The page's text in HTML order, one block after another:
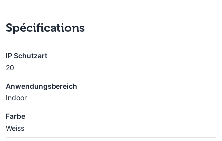
Spécifications
IP Schutzart
20
Anwendungsbereich
Indoor
Farbe
Weiss